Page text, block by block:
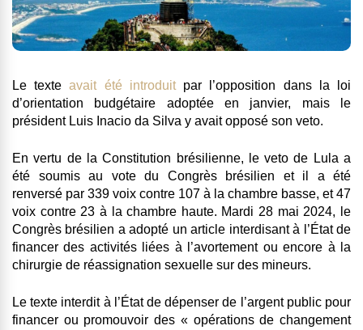
Le texteavait été introduitpar l’opposition dans la loi
d’orientation budgétaire adoptée en janvier, mais le
président Luis Inacio da Silva y avait opposé son veto.
En vertu de la Constitution brésilienne, le veto de Lula a
été soumis au vote du Congrès brésilien et il a été
renversé par 339 voix contre 107 à la chambre basse, et 47
voix contre 23 à la chambre haute. Mardi 28 mai 2024, le
Congrès brésilien a adopté un article interdisant à l’État de
financer des activités liées à l’avortement ou encore à la
chirurgie de réassignation sexuelle sur des mineurs.
Le texte interdit à l’État de dépenser de l’argent public pour
financer ou promouvoir des « opérations de changement